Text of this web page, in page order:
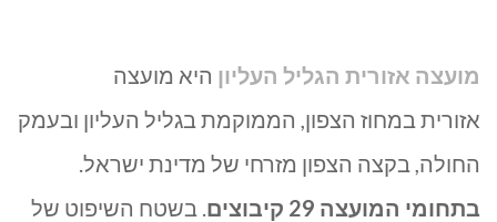
מועצה אזורית הגליל העליון היא מועצה
אזורית במחוז הצפון, הממוקמת בגליל העליון ובעמק
החולה, בקצה הצפון מזרחי של מדינת ישראל.
בתחומי המועצה 29 קיבוצים
. בשטח השיפוט של